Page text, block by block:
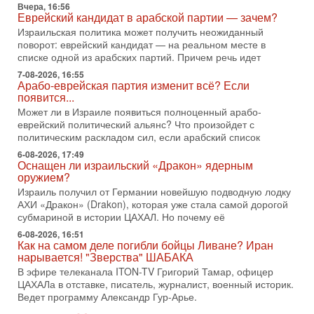
02/08/2026
Президент США Дональд Трамп сегодня заявил об отмене
подготовленного удара по Ирану после обращений
Тегерана и других стран региона. По его словам,
«Русский голос» Израиля: кто заберет его на этот
раз?
Голоса русскоязычных репатриантов не раз кардинально
меняли политический ландшафт Израиля. Достаточно
вспомнить взлет партии «Исраэль ба-алия», когда
31-07-2026, 17:00
Тайны закрытых дверей: о чём на самом деле
молчат Трамп и Нетаньяху?
Недавний визит премьер-министра Израиля Биньямина
Нетаньяху в США и его встреча с Дональдом Трампом
оставили больше вопросов, чем ответов. Полная
31-07-2026, 15:18
Иран готовит покушение на Нетаниягу! Трамп не
хочет эскалации, но КСИР готовит взрыв!
В эфире телеканала ITON-TV СЕРГЕЙ МИГДАЛЬ, эксперт
по вопросам безопасности, офицер запаса
Международного управления полиции Израиля, автор
Вчера, 16:56
Еврейский кандидат в арабской партии — зачем?
Израильская политика может получить неожиданный
поворот: еврейский кандидат — на реальном месте в
списке одной из арабских партий. Причем речь идет
7-08-2026, 16:55
Арабо-еврейская партия изменит всё? Если
появится...
Может ли в Израиле появиться полноценный арабо-
еврейский политический альянс? Что произойдет с
политическим раскладом сил, если арабский список
6-08-2026, 17:49
Оснащен ли израильский «Дракон» ядерным
оружием?
Израиль получил от Германии новейшую подводную лодку
АХИ «Дракон» (Drakon), которая уже стала самой дорогой
субмариной в истории ЦАХАЛ. Но почему её
6-08-2026, 16:51
Как на самом деле погибли бойцы Ливане? Иран
нарывается! "Зверства" ШАБАКА
В эфире телеканала ITON-TV Григорий Тамар, офицер
ЦАХАЛа в отставке, писатель, журналист, военный историк.
Ведет программу Александр Гур-Арье.